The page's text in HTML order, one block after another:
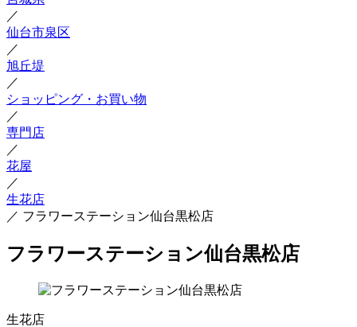
／
仙台市泉区
／
旭丘堤
／
ショッピング・お買い物
／
専門店
／
花屋
／
生花店
／ フラワーステーション仙台黒松店
フラワーステーション仙台黒松店
生花店